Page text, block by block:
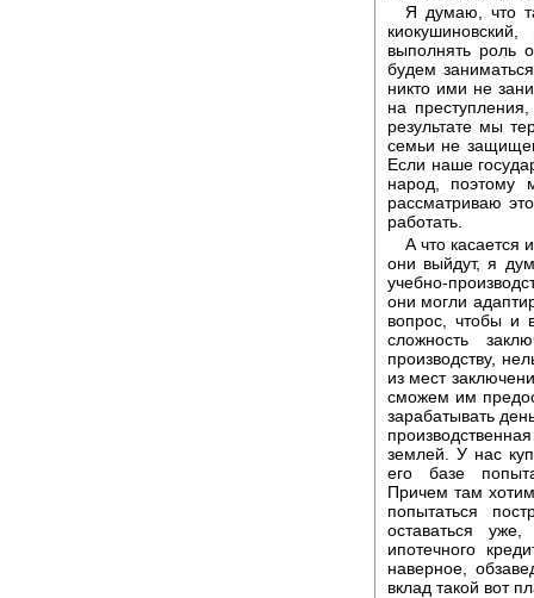
Я думаю, что
выполнять роль
будем
никто ими не
на
результате мы
семьи не
Если наше
народ, поэтому
рассматриваю
работать.
А что касается
они выйдут, я
учебно-
они могли
вопрос, чтобы и
сложность
производству,
из мест
сможем им
зарабатывать
землей. У нас
его базе
Причем там
попытаться
оставаться
ипотечного
наверное,
вклад такой вот